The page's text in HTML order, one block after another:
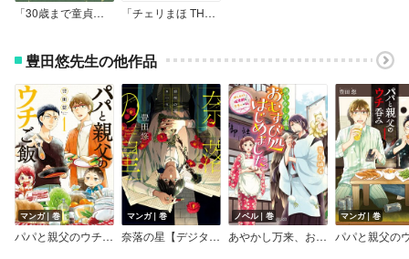
「30歳まで童貞だと魔法使いになれるらしい」Happy 5th Anniversary #チェリまほBook【デジタル版限定特典付き】 「チェリまほ THE MOVIE～30歳まで童貞だと魔法使いになれるらしい～」オフィシャルビジュアルブック
豊田悠先生の他作品
マンガ｜巻
パパと親父のウチご飯
マンガ｜巻
奈落の星【デジタル版限定特典付き】
ノベル｜巻
あやかし万来、おむすび処はじめました。
マンガ｜巻